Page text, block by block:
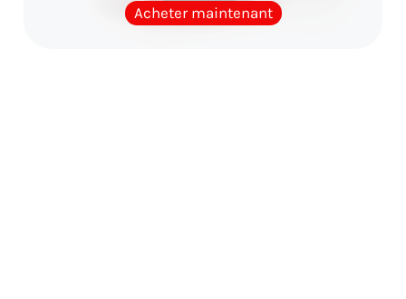
Acheter maintenant